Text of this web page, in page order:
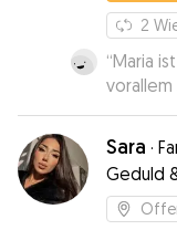
2
“Maria
vorallem
tolle
gerne.
Sara ·
Geduld